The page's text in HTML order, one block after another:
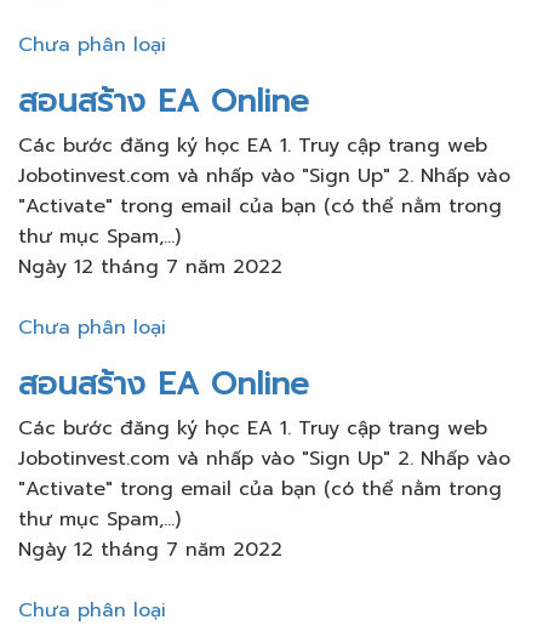
Chưa phân loại
สอนสร้าง​ EA Online
Các bước đăng ký học EA 1. Truy cập trang web
Jobotinvest.com và nhấp vào "Sign Up" 2. Nhấp vào
"Activate" trong email của bạn (có thể nằm trong
thư mục Spam,...)
Ngày 12 tháng 7 năm 2022
Chưa phân loại
สอนสร้าง​ EA Online
Các bước đăng ký học EA 1. Truy cập trang web
Jobotinvest.com và nhấp vào "Sign Up" 2. Nhấp vào
"Activate" trong email của bạn (có thể nằm trong
thư mục Spam,...)
Ngày 12 tháng 7 năm 2022
Chưa phân loại